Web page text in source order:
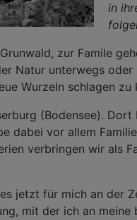
in
zur Famile
Natur unterwegs
Wurzeln schlagen zu
(Bodensee).
dabei vor allem
verbringen wir als
jetzt für mich an der
mit der ich an meine